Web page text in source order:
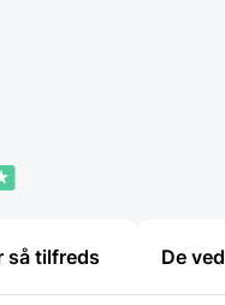
så tilfreds De